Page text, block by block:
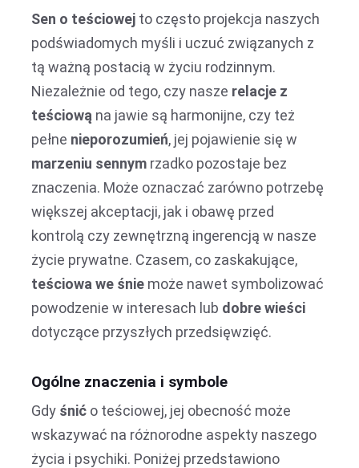
Sen o teściowej to często projekcja naszych
podświadomych myśli i uczuć związanych z
tą ważną postacią w życiu rodzinnym.
Niezależnie od tego, czy nasze relacje z
teściową na jawie są harmonijne, czy też
pełne nieporozumień, jej pojawienie się w
marzeniu sennym rzadko pozostaje bez
znaczenia. Może oznaczać zarówno potrzebę
większej akceptacji, jak i obawę przed
kontrolą czy zewnętrzną ingerencją w nasze
życie prywatne. Czasem, co zaskakujące,
teściowa we śnie może nawet symbolizować
powodzenie w interesach lub dobre wieści
dotyczące przyszłych przedsięwzięć.
Ogólne znaczenia i symbole
Gdy śnić o teściowej, jej obecność może
wskazywać na różnorodne aspekty naszego
życia i psychiki. Poniżej przedstawiono